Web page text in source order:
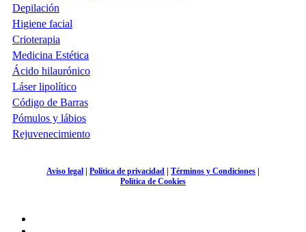
Depilación
Higiene facial
Crioterapia
Medicina Estética
Ácido hilaurónico
Láser lipolítico
Código de Barras
Pómulos y lábios
Rejuvenecimiento
Aviso legal Política de privacidad Términos y Condiciones
Política de Cookies